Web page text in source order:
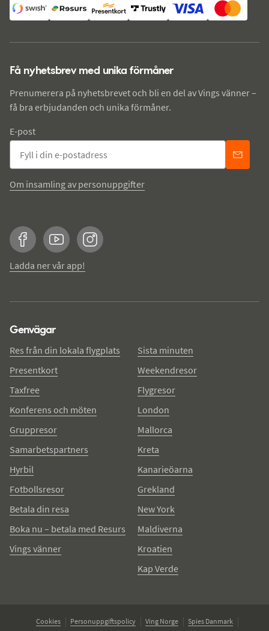
Få nyhetsbrev med unika förmåner
Prenumerera på nyhetsbrevet och bli en del av Vings vänner –
få bra erbjudanden och unika förmåner.
E-post
Om insamling av personuppgifter
FacebookYouTubeInstagram
Ladda ner vår app!
Genvägar
Res från din lokala flygplats
Presentkort
Taxfree
Konferens och möten
Gruppresor
Samarbetspartners
Hyrbil
Fotbollsresor
Betala din resa
Boka nu – betala med Resurs
Vings vänner
Sista minuten
Weekendresor
Flygresor
London
Mallorca
Kreta
Kanarieöarna
Grekland
New York
Maldiverna
Kroatien
Kap Verde
Cookies Personuppgiftspolicy Ving Norge
Spies Danmark